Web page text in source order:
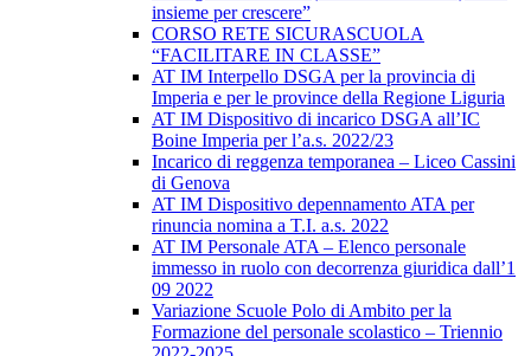
insieme per crescere”
CORSO RETE SICURASCUOLA
“FACILITARE IN CLASSE”
AT IM Interpello DSGA per la provincia di
Imperia e per le province della Regione Liguria
AT IM Dispositivo di incarico DSGA all’IC
Boine Imperia per l’a.s. 2022/23
Incarico di reggenza temporanea – Liceo Cassini
di Genova
AT IM Dispositivo depennamento ATA per
rinuncia nomina a T.I. a.s. 2022
AT IM Personale ATA – Elenco personale
immesso in ruolo con decorrenza giuridica dall’1
09 2022
Variazione Scuole Polo di Ambito per la
Formazione del personale scolastico – Triennio